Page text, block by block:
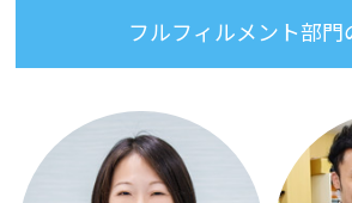
フルフィルメント部門